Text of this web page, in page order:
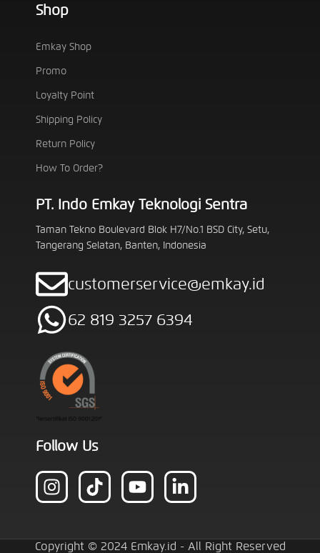
Shop
Emkay Shop
Promo
Loyalty Point
Shipping Policy
Return Policy
How To Order?
PT. Indo Emkay Teknologi Sentra
Taman Tekno Boulevard Blok H7/No.1 BSD City, Setu,
Tangerang Selatan, Banten, Indonesia
customerservice@emkay.id
62 819 3257 6394
Follow Us
Copyright © 2024 Emkay.id - All Right Reserved